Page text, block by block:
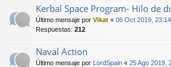
Kerbal Space Program- Hilo de
Último mensaje por Vikat « 06 Oct 2019, 23:14
Respuestas: 212
Naval Action
Último mensaje por LordSpain « 25 Ago 2019,